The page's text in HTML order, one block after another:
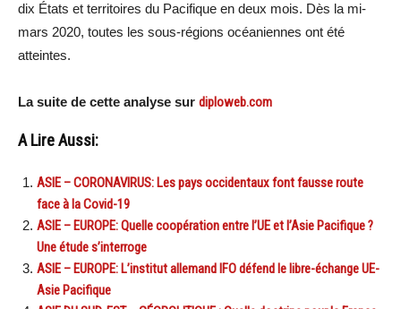
dix États et territoires du Pacifique en deux mois. Dès la mi-
mars 2020, toutes les sous-régions océaniennes ont été
atteintes.
La suite de cette analyse sur diploweb.com
A Lire Aussi:
ASIE – CORONAVIRUS: Les pays occidentaux font fausse route
face à la Covid-19
ASIE – EUROPE: Quelle coopération entre l’UE et l’Asie Pacifique ?
Une étude s’interroge
ASIE – EUROPE: L’institut allemand IFO défend le libre-échange UE-
Asie Pacifique